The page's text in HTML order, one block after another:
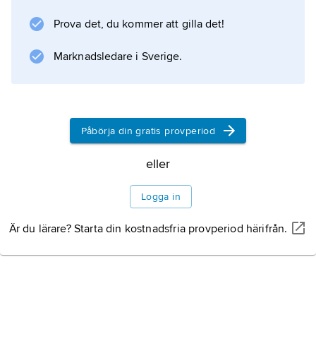
nämnas flygekorrar, flygpungekorrar,
pälsfladdrare, flygormar, flyggeckoödlor,
flygdrakar och flyggrodor. Man säger också
Information om artikeln
Prova det, du kommer att gilla det!
Marknadsledare i Sverige.
Påbörja din gratis provperiod
eller
Logga in
Är du lärare? Starta din kostnadsfria provperiod härifrån.